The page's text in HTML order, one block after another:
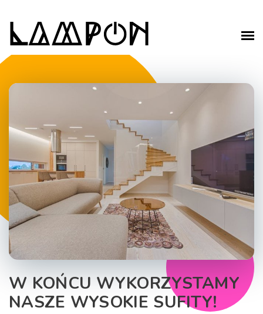
W KOŃCU WYKORZYSTAMY
NASZE WYSOKIE SUFITY!